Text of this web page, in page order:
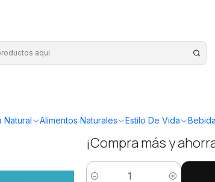
Natural Alimentos Naturales Estilo De Vida
60g
¡Compra más y